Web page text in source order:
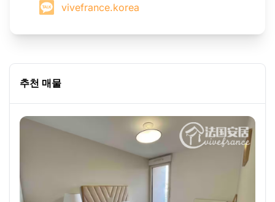
vivefrance.korea
추천 매물